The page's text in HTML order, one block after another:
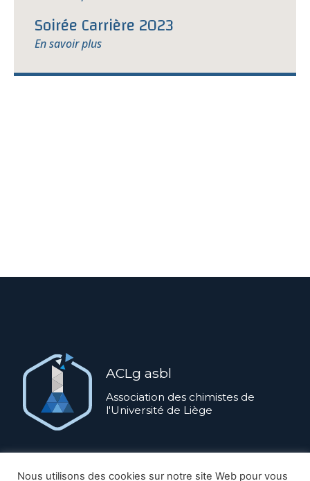
Soirée Carrière 2023
En savoir plus
ACLg asbl
Association des chimistes de
l'Université de Liège
Nous utilisons des cookies sur notre site Web pour vous